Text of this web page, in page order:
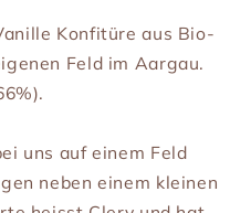
Konfitüre aus Bio-
Feld im Aargau.
uns auf einem Feld
neben einem kleinen